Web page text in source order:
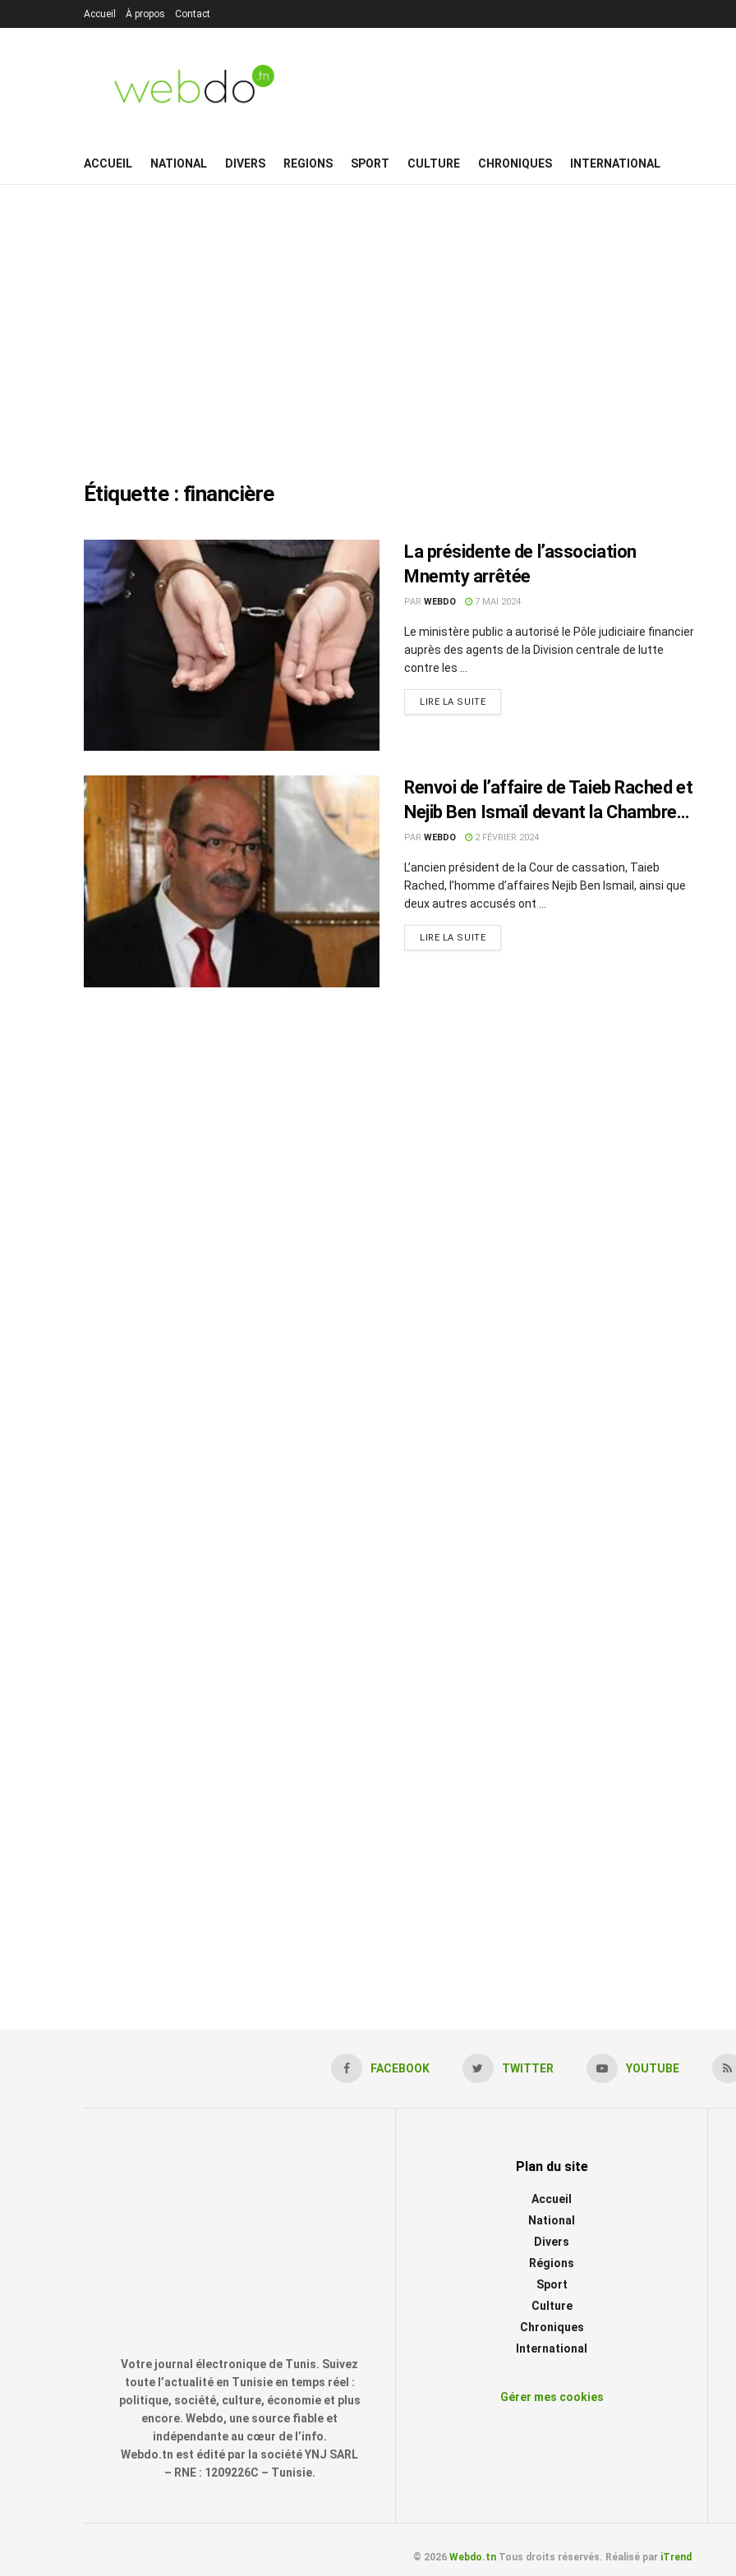
Accueil À propos Contact
ACCUEIL NATIONAL DIVERS REGIONS SPORT CULTURE CHRONIQUES INTERNATIONAL
Étiquette : financière
La présidente de l’association
Mnemty arrêtée
PAR WEBDO 7 MAI 2024
Le ministère public a autorisé le Pôle judiciaire financier
auprès des agents de la Division centrale de lutte
contre les ...
LIRE LA SUITE
Renvoi de l’affaire de Taieb Rached et
Nejib Ben Ismaïl devant la Chambre
des affaires de corruption financière
PAR WEBDO 2 FÉVRIER 2024
L’ancien président de la Cour de cassation, Taieb
Rached, l’homme d’affaires Nejib Ben Ismail, ainsi que
deux autres accusés ont ...
LIRE LA SUITE
FACEBOOK TWITTER YOUTUBE
Votre journal électronique de Tunis. Suivez
toute l’actualité en Tunisie en temps réel :
politique, société, culture, économie et plus
encore. Webdo, une source fiable et
indépendante au cœur de l’info.
Webdo.tn est édité par la société YNJ SARL
– RNE : 1209226C – Tunisie.
Plan du site
Accueil
National
Divers
Régions
Sport
Culture
Chroniques
International
Gérer mes cookies
© 2026 Webdo.tnTous droits réservés. Réalisé par iTrend